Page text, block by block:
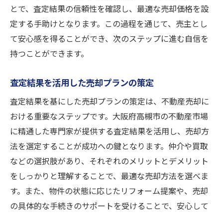
とで、査定結果の信頼性を確認し、最適な売却価格を設
定する手助けとなります。この過程を通じて、売主とし
て安心感を得ることができ、次のステップに進む自信を
持つことができます。
査定結果を活用した売却プランの策定
査定結果を基にした売却プランの策定は、不動産売却に
おける重要なステップです。大阪府高槻市の不動産市場
に精通した専門家が提供する査定結果を活用し、売却方
法を選定することが成功への鍵となります。仲介や買取
などの選択肢があり、それぞれのメリットとデメリット
をしっかりと理解することで、最適な売却方法を選べま
す。また、物件の状態に応じたリフォーム提案や、売却
の具体的な手続きのサポートを受けることで、安心して